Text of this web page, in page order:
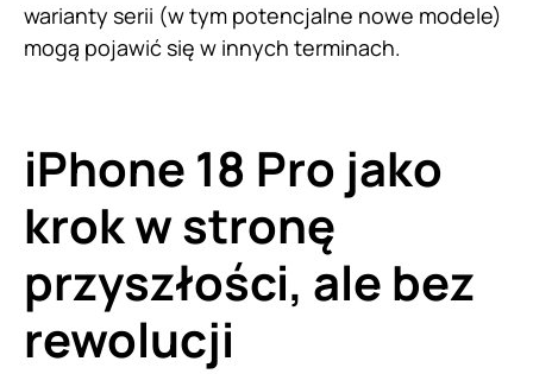
warianty serii (w tym potencjalne nowe modele)
mogą pojawić się w innych terminach.
iPhone 18 Pro jako
krok w stronę
przyszłości, ale bez
rewolucji